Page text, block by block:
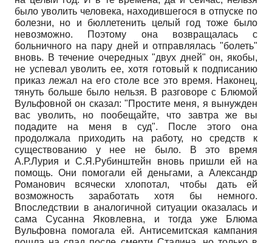
было уволить человека, находившегося в отпуске по
болезни, но и бюллетенить целый год тоже было
невозможно. Поэтому она возвращалась с
больничного на пару дней и отправлялась "болеть"
вновь. В течение очередных "двух дней" он, якобы,
не успевал уволить ее, хотя готовый к подписанию
приказ лежал на его столе все это время. Наконец,
тянуть больше было нельзя. В разговоре с Блюмой
Вульфовной он сказал: "Простите меня, я вынужден
вас уволить, но пообещайте, что завтра же вы
подадите на меня в суд". После этого она
продолжала приходить на работу, но средств к
существованию у нее не было. В это время
А.Р.Лурия и С.Я.Рубинштейн вновь пришли ей на
помощь. Они помогали ей деньгами, а Александр
Романович всячески хлопотал, чтобы дать ей
возможность заработать хотя бы немного.
Впоследствии в аналогичной ситуации оказалась и
сама Сусанна Яковлевна, и тогда уже Блюма
Вульфовна помогала ей. Антисемитская кампания